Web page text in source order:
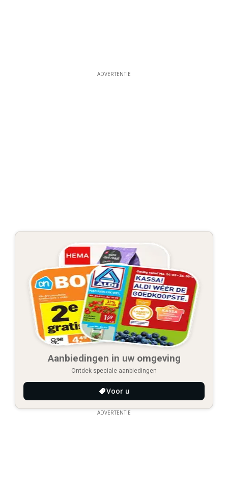
ADVERTENTIE
Aanbiedingen in uw omgeving
Ontdek speciale aanbiedingen
Voor u
ADVERTENTIE